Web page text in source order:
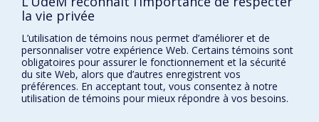
Médecine et spécialités médicales
DISTINCTIONS
la vie privée
L’utilisation de témoins nous permet d’améliorer et de
personnaliser votre expérience Web. Certains témoins sont
obligatoires pour assurer le fonctionnement et la sécurité
du site Web, alors que d’autres enregistrent vos
préférences. En acceptant tout, vous consentez à notre
utilisation de témoins pour mieux répondre à vos besoins.